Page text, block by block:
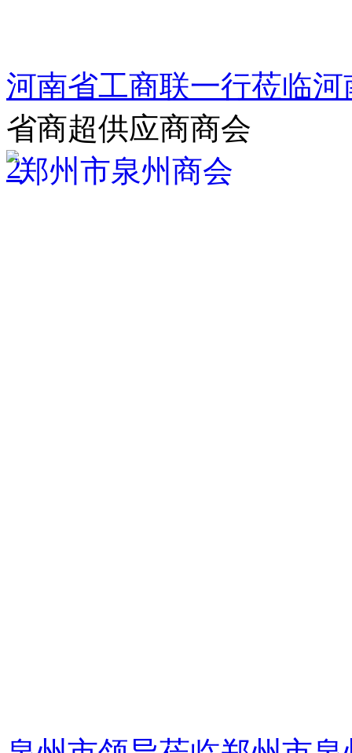
河南省工商联一行莅临
省商超供应商商会
2